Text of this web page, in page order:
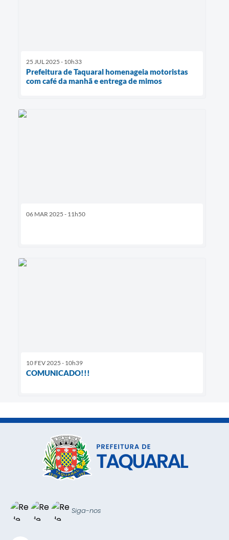
25 JUL 2025 - 10h33
Prefeitura de Taquaral homenageia motoristas
com café da manhã e entrega de mimos
06 MAR 2025 - 11h50
10 FEV 2025 - 10h39
COMUNICADO!!!
Siga-nos